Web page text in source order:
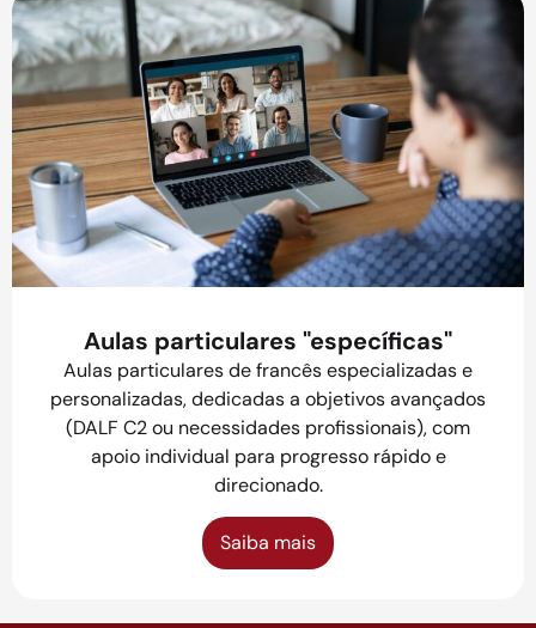
Aulas particulares "específicas"
Aulas particulares de francês especializadas e
personalizadas, dedicadas a objetivos avançados
(DALF C2 ou necessidades profissionais), com
apoio individual para progresso rápido e
direcionado.
Saiba mais